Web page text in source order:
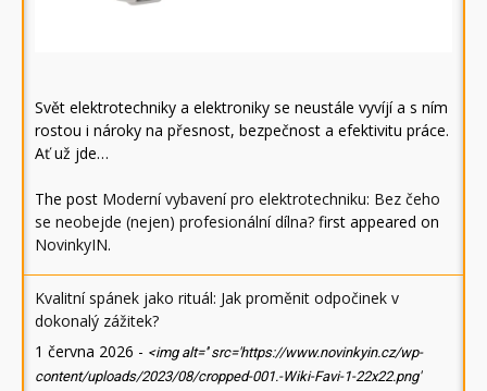
Svět elektrotechniky a elektroniky se neustále vyvíjí a s ním
rostou i nároky na přesnost, bezpečnost a efektivitu práce.
Ať už jde…
The post Moderní vybavení pro elektrotechniku: Bez čeho
se neobejde (nejen) profesionální dílna? first appeared on
NovinkyIN.
Kvalitní spánek jako rituál: Jak proměnit odpočinek v
dokonalý zážitek?
1 června 2026 - <img alt='' src='https://www.novinkyin.cz/wp-
content/uploads/2023/08/cropped-001.-Wiki-Favi-1-22x22.png'